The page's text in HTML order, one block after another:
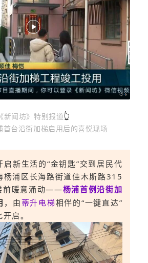
《新闻坊》特别报道👆
首台沿街加梯启用后的喜悦现场
启新生活的“金钥匙”交到居民代
杨浦区长海路街道佳木斯路315
前暖意涌动——杨浦首例沿街加
，由蒂升电梯相伴的“一键直达”
启。